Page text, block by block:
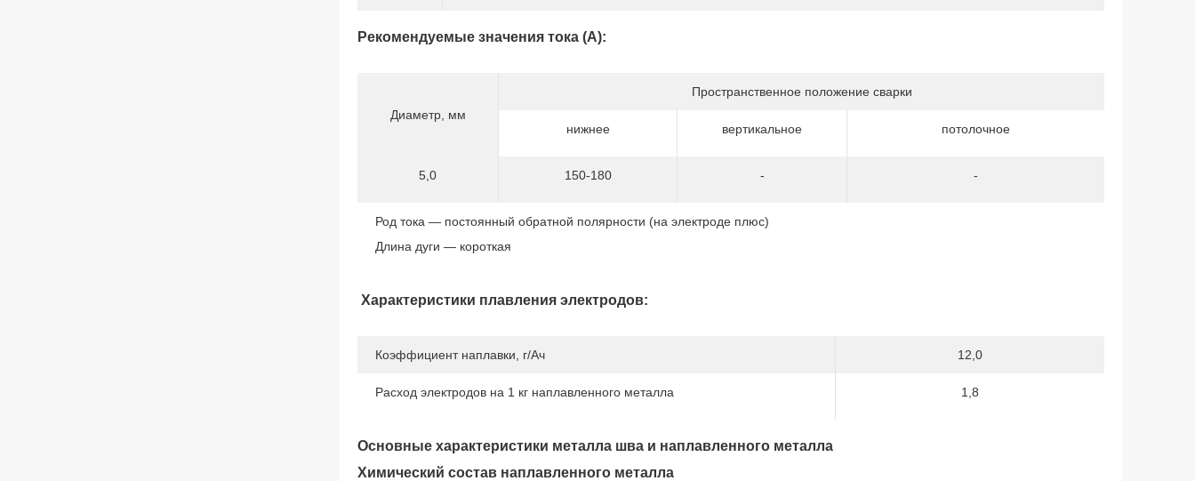
Рекомендуемые значения тока (А):
Диаметр, мм
Пространственное положение сварки
нижнее вертикальное потолочное
5,0 150-180 - -
Род тока — постоянный обратной полярности (на электроде плюс)
Длина дуги — короткая
Характеристики плавления электродов:
Коэффициент наплавки, г/Ач 12,0
Расход электродов на 1 кг наплавленного металла 1,8
Основные характеристики металла шва и наплавленного металла
Химический состав наплавленного металла